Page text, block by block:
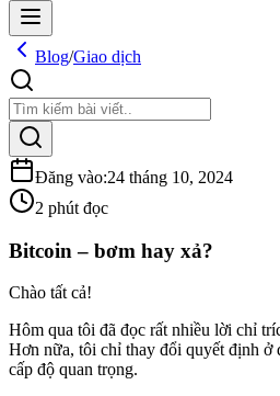
Blog/Giao dịch
Đăng vào:24 tháng 10, 2024
2 phút đọc
Bitcoin – bơm hay xả?
Chào tất cả!
Hôm qua tôi đã đọc rất nhiều lời chỉ
Hơn nữa, tôi chỉ thay đổi quyết định ở
cấp độ quan trọng.